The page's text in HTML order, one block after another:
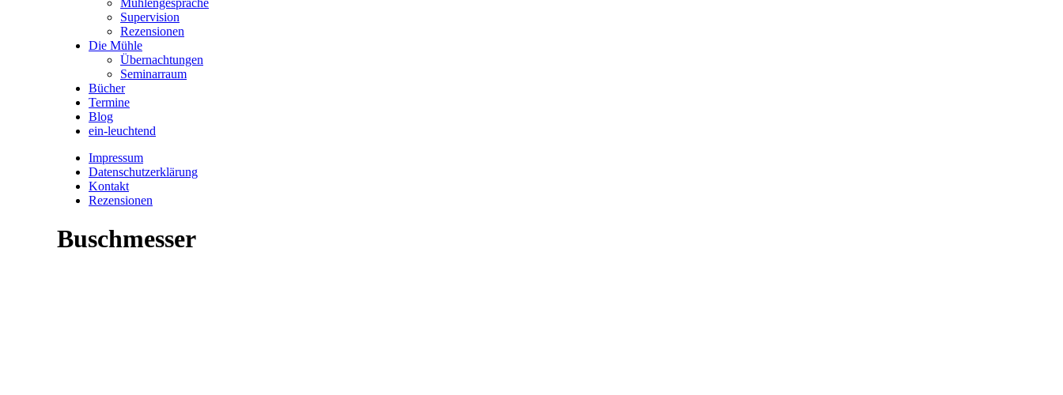
Mühlengespräche
Supervision
Rezensionen
Die Mühle
Übernachtungen
Seminarraum
Bücher
Termine
Blog
ein-leuchtend
Impressum
Datenschutzerklärung
Kontakt
Rezensionen
Buschmesser